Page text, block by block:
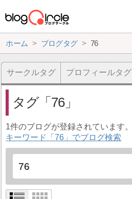
ホーム ブログタグ 76
サークルタグ プロフィールタグ
タグ 76
1件のブログが登録されています。
キーワード「76」でブログ検索